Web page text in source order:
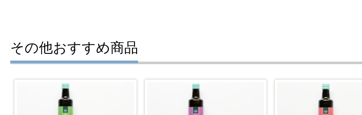
その他おすすめ商品